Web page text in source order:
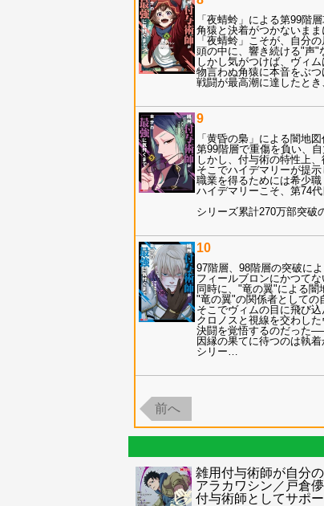
「夜蜻蛉」による第99階
角猿と決着がつかないまま
「夜蜻蛉」こそが、自分
頭の中に、響き続ける"声"
しかし気がつけば、ヴィ
物言わぬ角猿に本音をぶ
戦闘が最高潮に達したと
9
「黄昏の梟」による闇地
第99階層で重傷を負い、
しかし、付与術の特性上
そこでハイデマリーが提
職業を得るためには希少職
ハイデマリーこそ、第74
シリーズ累計270万部突破
10
97階層、98階層の突破に
フィールブロンにかつてな
同時に、"竜の翼"による闇
"竜の翼"の関係者としての
そこでヴィムの目に飛び
クロノスと視線を交わし
決闘を覚悟するのだった
因縁の果てに待つのは執着
シリー
前へ
雑用付与術師が自分
アラカワシン／戸倉儚
付与術師としてサポ